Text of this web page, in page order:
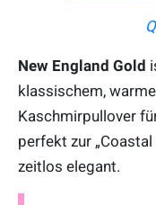
New England Gold
klassischem,
Kaschmirpullover
perfekt zur
zeitlos elegant.